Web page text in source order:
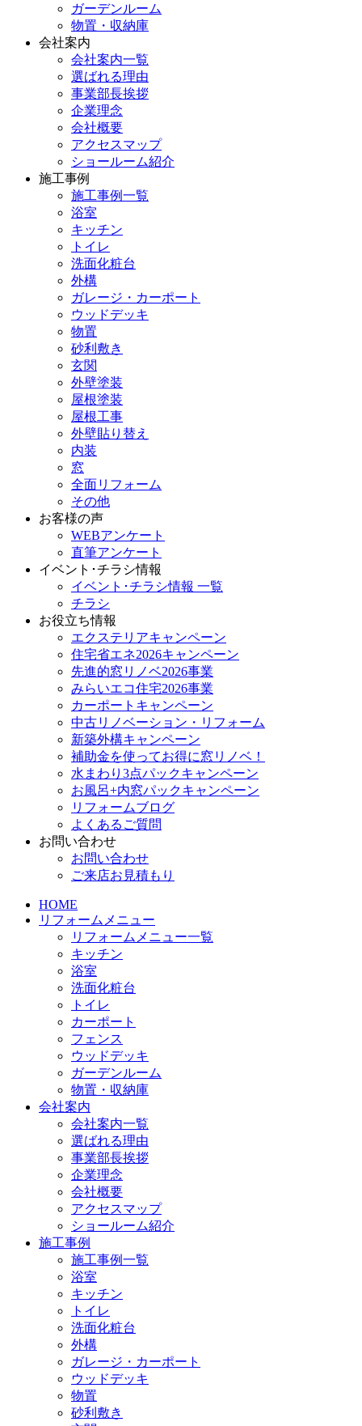
ガーデンルーム
物置・収納庫
会社案内
会社案内一覧
選ばれる理由
事業部長挨拶
企業理念
会社概要
アクセスマップ
ショールーム紹介
施工事例
施工事例一覧
浴室
キッチン
トイレ
洗面化粧台
外構
ガレージ・カーポート
ウッドデッキ
物置
砂利敷き
玄関
外壁塗装
屋根塗装
屋根工事
外壁貼り替え
内装
窓
全面リフォーム
その他
お客様の声
WEBアンケート
直筆アンケート
イベント･チラシ情報
イベント･チラシ情報 一覧
チラシ
お役立ち情報
エクステリアキャンペーン
住宅省エネ2026キャンペーン
先進的窓リノベ2026事業
みらいエコ住宅2026事業
カーポートキャンペーン
中古リノベーション・リフォーム
新築外構キャンペーン
補助金を使ってお得に窓リノベ！
水まわり3点パックキャンペーン
お風呂+内窓パックキャンペーン
リフォームブログ
よくあるご質問
お問い合わせ
お問い合わせ
ご来店お見積もり
HOME
リフォームメニュー
リフォームメニュー一覧
キッチン
浴室
洗面化粧台
トイレ
カーポート
フェンス
ウッドデッキ
ガーデンルーム
物置・収納庫
会社案内
会社案内一覧
選ばれる理由
事業部長挨拶
企業理念
会社概要
アクセスマップ
ショールーム紹介
施工事例
施工事例一覧
浴室
キッチン
トイレ
洗面化粧台
外構
ガレージ・カーポート
ウッドデッキ
物置
砂利敷き